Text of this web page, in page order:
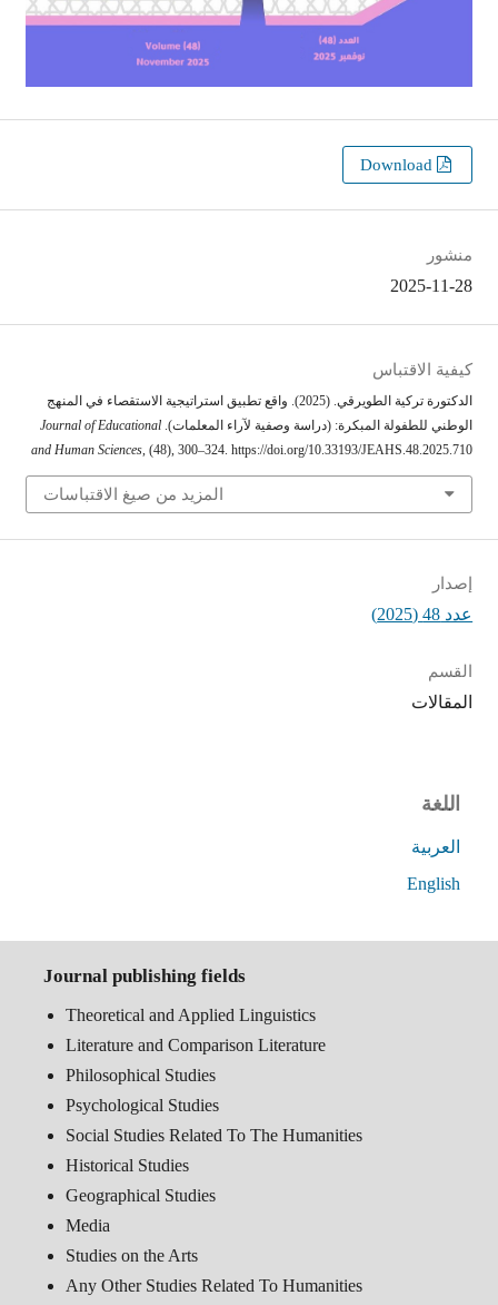
منشور
2025-11-28
كيفية الاقتباس
الدكتورة تركية الطويرقي. (2025). واقع تطبيق استراتيجية الاستقصاء في المنهج
الوطني للطفولة المبكرة: (دراسة وصفية لآراء المعلمات). Journal of Educational
and Human Sciences , (48), 300–324. https://doi.org/10.33193/JEAHS.48.2025.710
المزيد من صيغ الاقتباسات
إصدار
عدد 48 (2025)
القسم
المقالات
اللغة
العربية
English
Journal publishing fields
Theoretical and Applied Linguistics
Literature and Comparison Literature
Philosophical Studies
Psychological Studies
Social Studies Related To The Humanities
Historical Studies
Geographical Studies
Media
Studies on the Arts
Any Other Studies Related To Humanities